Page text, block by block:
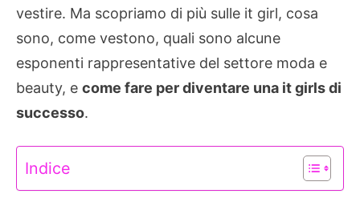
vestire. Ma scopriamo di più sulle it girl, cosa
sono, come vestono, quali sono alcune
esponenti rappresentative del settore moda e
beauty, e come fare per diventare una it girls di
successo.
Indice